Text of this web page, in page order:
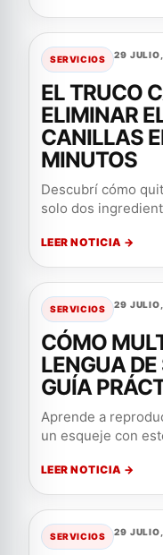
SERVICIOS 29
EL TRUCO
ELIMINAR
CANILLAS
MINUTOS
Descubrí cómo
solo dos
LEER NOTICIA →
SERVICIOS 29
CÓMO
LENGUA
GUÍA
Aprende a
un esqueje con
LEER NOTICIA →
SERVICIOS 29